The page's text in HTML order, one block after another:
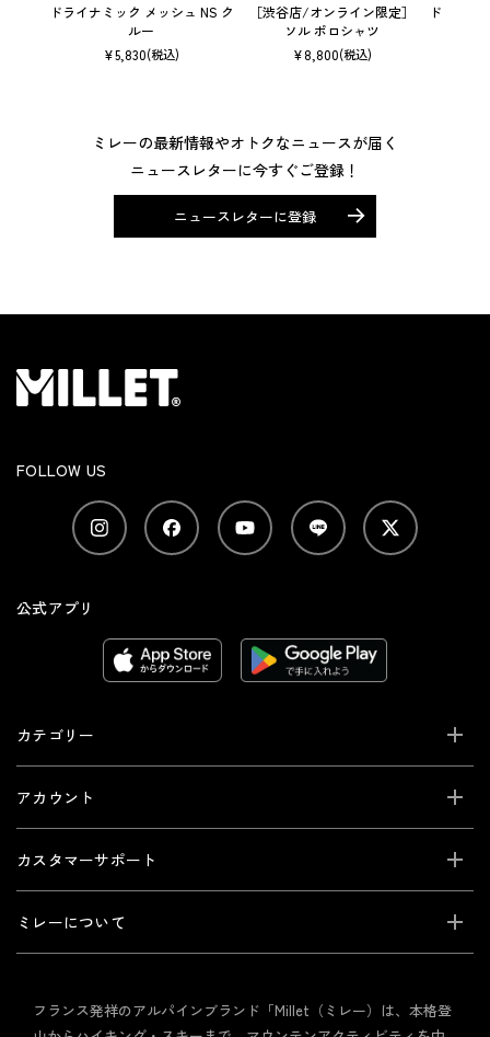
ドライナミック メッシュ NS ク
ルー
¥5,830(税込)
［渋谷店/オンライン限定］
ソル ポロシャツ
¥8,800(税込)
ドライナ
ミレーの最新情報やオトクなニュースが届く
ニュースレターに今すぐご登録！
ニュースレターに登録
FOLLOW US
公式アプリ
カテゴリー
アカウント
カスタマーサポート
ミレーについて
フランス発祥のアルパインブランド「Millet（ミレー）は、本格登